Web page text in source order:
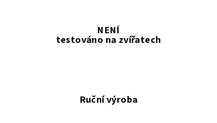
NENÍ
testováno na zvířatech
Ruční výroba